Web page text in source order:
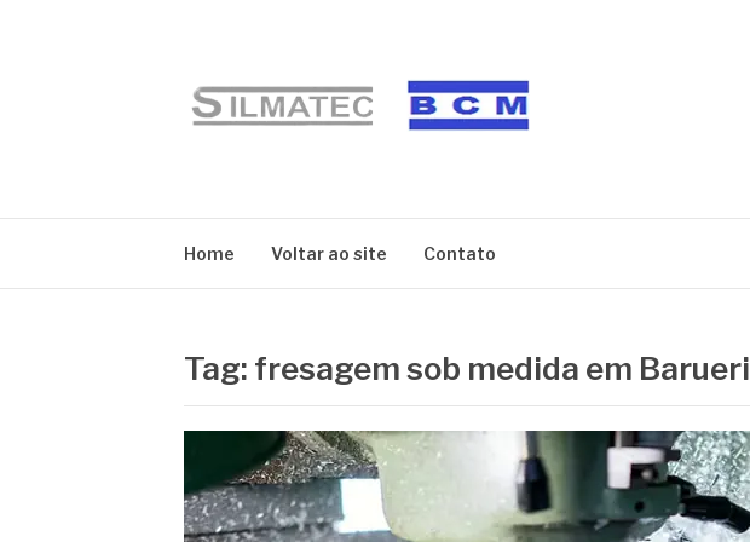
Home Voltar ao site Contato
Tag: fresagem sob medida em Barueri